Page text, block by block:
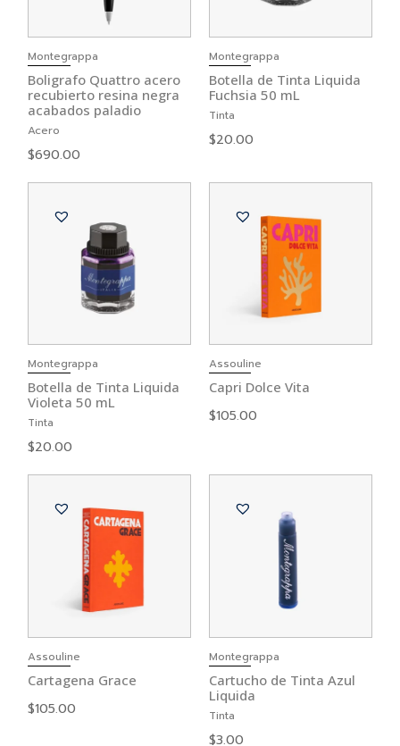
Montegrappa
Boligrafo Quattro acero
recubierto resina negra
acabados paladio
Acero
$690.00
Montegrappa
Botella de Tinta Liquida
Fuchsia 50 mL
Tinta
$20.00
Montegrappa
Botella de Tinta Liquida
Violeta 50 mL
Tinta
$20.00
Assouline
Capri Dolce Vita
$105.00
Assouline
Cartagena Grace
$105.00
Montegrappa
Cartucho de Tinta Azul
Liquida
Tinta
$3.00